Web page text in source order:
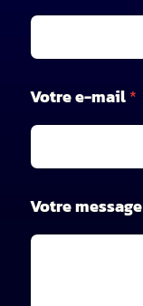
Votre e-mail*
o
m
V
Votre message